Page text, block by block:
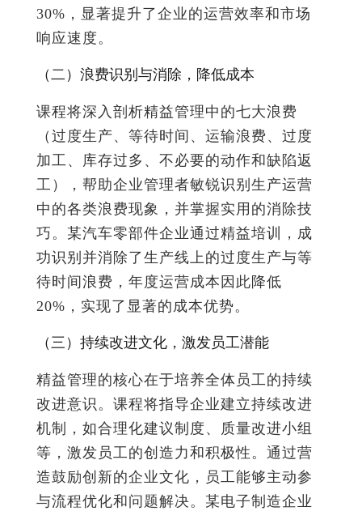
30%，显著提升了企业的运营效率和市场
响应速度。
（二）浪费识别与消除，降低成本
课程将深入剖析精益管理中的七大浪费
（过度生产、等待时间、运输浪费、过度
加工、库存过多、不必要的动作和缺陷返
工），帮助企业管理者敏锐识别生产运营
中的各类浪费现象，并掌握实用的消除技
巧。某汽车零部件企业通过精益培训，成
功识别并消除了生产线上的过度生产与等
待时间浪费，年度运营成本因此降低
20%，实现了显著的成本优势。
（三）持续改进文化，激发员工潜能
精益管理的核心在于培养全体员工的持续
改进意识。课程将指导企业建立持续改进
机制，如合理化建议制度、质量改进小组
等，激发员工的创造力和积极性。通过营
造鼓励创新的企业文化，员工能够主动参
与流程优化和问题解决。某电子制造企业